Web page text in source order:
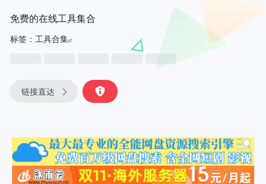
免费的在线工具集合
标签： 工具合集
链接直达